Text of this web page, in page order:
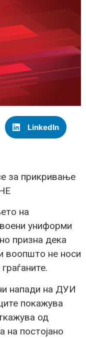
LinkedIn
за прикривање
на
униформи
призна дека
воопшто не носи
напади на ДУИ
покажува
од
на постојано